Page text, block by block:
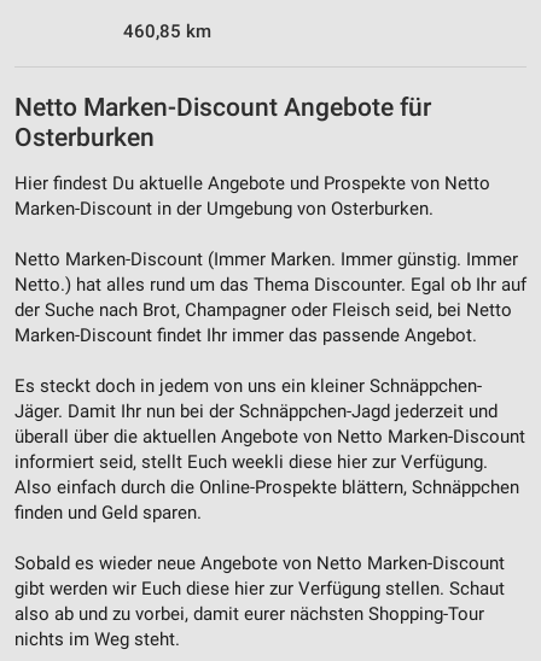
460,85 km
Netto Marken-Discount Angebote für
Osterburken
Hier findest Du aktuelle Angebote und Prospekte von Netto
Marken-Discount in der Umgebung von Osterburken.
Netto Marken-Discount (Immer Marken. Immer günstig. Immer
Netto.) hat alles rund um das Thema Discounter. Egal ob Ihr auf
der Suche nach Brot, Champagner oder Fleisch seid, bei Netto
Marken-Discount findet Ihr immer das passende Angebot.
Es steckt doch in jedem von uns ein kleiner Schnäppchen-
Jäger. Damit Ihr nun bei der Schnäppchen-Jagd jederzeit und
überall über die aktuellen Angebote von Netto Marken-Discount
informiert seid, stellt Euch weekli diese hier zur Verfügung.
Also einfach durch die Online-Prospekte blättern, Schnäppchen
finden und Geld sparen.
Sobald es wieder neue Angebote von Netto Marken-Discount
gibt werden wir Euch diese hier zur Verfügung stellen. Schaut
also ab und zu vorbei, damit eurer nächsten Shopping-Tour
nichts im Weg steht.